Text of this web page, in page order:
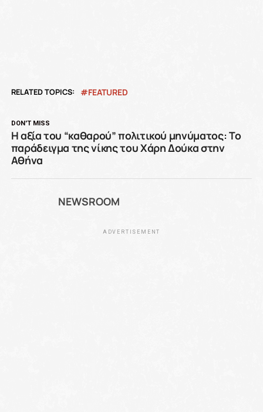
RELATED TOPICS: FEATURED
DON'T MISS
Η αξία του “καθαρού” πολιτικού μηνύματος: Το
παράδειγμα της νίκης του Χάρη Δούκα στην
Αθήνα
NEWSROOM
ADVERTISEMENT